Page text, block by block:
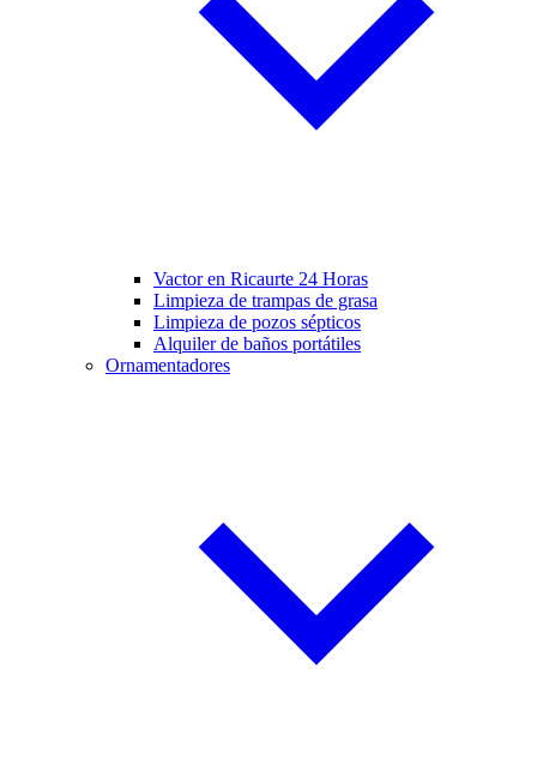
Vactor en Ricaurte 24 Horas
Limpieza de trampas de grasa
Limpieza de pozos sépticos
Alquiler de baños portátiles
Ornamentadores